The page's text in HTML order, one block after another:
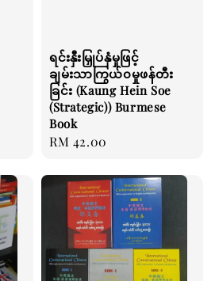
ရင်းနှီးမြှုပ်နှံမှုဖြင့်
ချမ်းသာကြွယ်၀မှုဖန်တီး
ခြင်း (Kaung Hein Soe
(Strategic)) Burmese
Book
Regular
RM 42.00